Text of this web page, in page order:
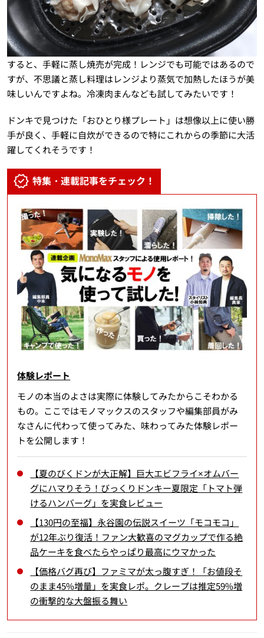
すると、手軽に蒸し焼売が完成！レンジでも可能ではあるので
すが、不思議と蒸し料理はレンジより蒸気で加熱したほうが美
味しいんですよね。冷凍肉まんなども試してみたいです！
ドンキで見つけた「おひとり様プレート」は想像以上に使い勝
手が良く、手軽に自炊ができるので特にこれからの季節に大活
躍してくれそうです！
特集・連載記事をチェック！
体験レポート
モノの本当のよさは実際に体験してみたからこそわかる
もの。ここではモノマックスのスタッフや編集部員がみ
なさんに代わって使ってみた、味わってみた体験レポー
トを公開します！
【夏のびくドンが大正解】巨大エビフライ×オムバー
グにハマりそう！びっくりドンキー夏限定「トマト弾
けるハンバーグ」を実食レビュー
【130円の至福】永谷園の伝説スイーツ「モコモコ」
が12年ぶり復活！ファン大歓喜のマグカップで作る絶
品ケーキを食べたらやっぱり最高にウマかった
【価格バグ再び】ファミマが太っ腹すぎ！「お値段そ
のまま45%増量」を実食レポ。クレープは推定59%増
の衝撃的な大盤振る舞い